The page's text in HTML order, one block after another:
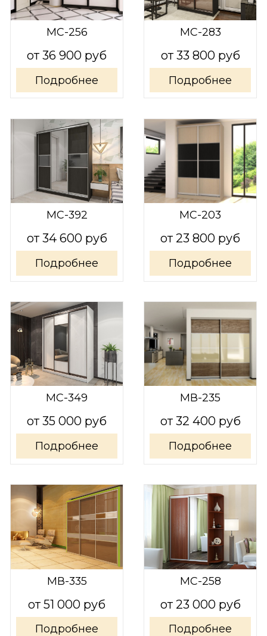
МС-256
Подробнее
от 36 900 руб
МС-283
Подробнее
от 33 800 руб
МС-392
Подробнее
от 34 600 руб
МС-203
Подробнее
от 23 800 руб
МС-349
Подробнее
от 35 000 руб
МВ-235
Подробнее
от 32 400 руб
МВ-335
Подробнее
от 51 000 руб
МС-258
Подробнее
от 23 000 руб